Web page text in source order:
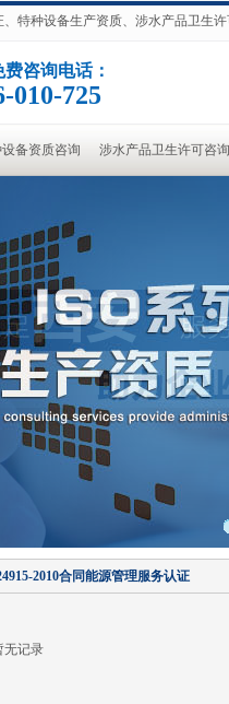
特种设备生产资质、涉水产品卫生许
咨询电话：
010-725
备资质咨询 涉水产品卫生许可咨询
2010合同能源管理服务认证
记录